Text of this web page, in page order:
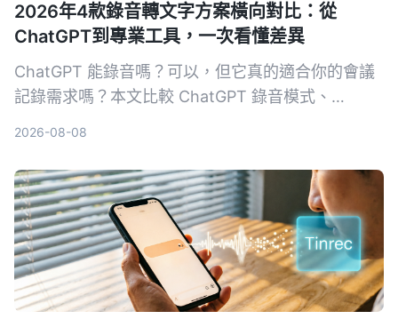
2026年4款錄音轉文字方案橫向對比：從
ChatGPT到專業工具，一次看懂差異
ChatGPT 能錄音嗎？可以，但它真的適合你的會議
記錄需求嗎？本文比較 ChatGPT 錄音模式、
到真正省時的錄音轉文字工具。
2026-08-08